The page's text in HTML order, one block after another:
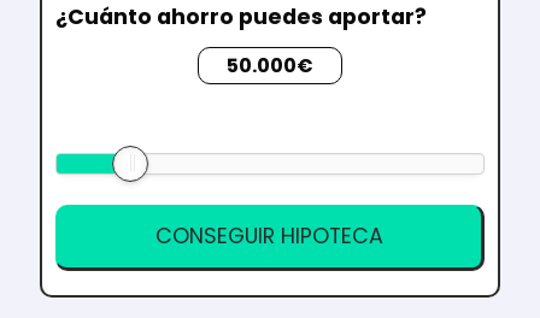
¿Cuánto ahorro puedes aportar?
50.000€